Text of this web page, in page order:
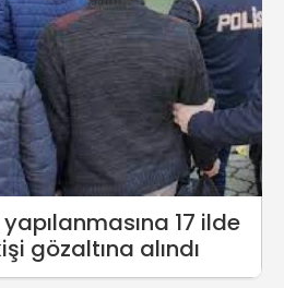
17 ilde
gözaltına alındı